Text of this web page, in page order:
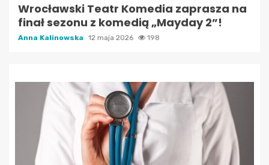
Wrocławski Teatr Komedia zaprasza na
finał sezonu z komedią „Mayday 2”!
Anna Kalinowska 12 maja 2026 198